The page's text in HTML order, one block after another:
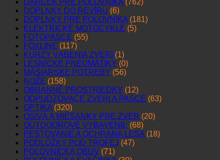
DOPLNKY DO REVÍRU (6)
DOPLNKY PRE POĽOVNÍKA (181)
ELEKTRICKÉ MOTOCYKLE (5)
FOTOPASCE (55)
FOXLINE (117)
KURZY VÁBENIA ZVERI (1)
LESNÍCKE PNEUMATIKY (0)
MÄSIARSKE POTREBY (56)
NOŽE (158)
OBRANNÉ PROSTRIEDKY (12)
ODPUDZOVAČE ZVERI A PASCE (63)
OPTIKA (320)
OSIVÁ A MIEŠANKY PRE ZVER (20)
OUTDOOROVÉ VYBAVENIE (68)
PESTOVANIE A OCHRANA LESA (18)
PODLOŽKY POD TROFEJ (47)
POĽOVNÍCKA OBUV (71)